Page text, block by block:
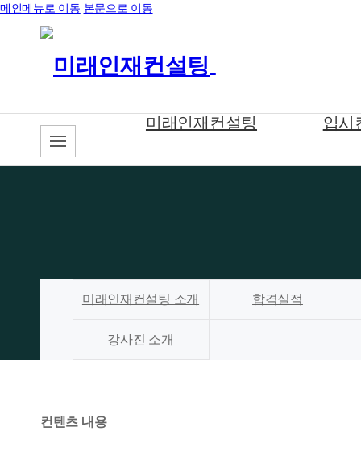
메인메뉴로 이동 본문으로 이동
미래인재컨설팅 소개 합격실적
강사진 소개
컨텐츠 내용
미래인재컨설팅 입시